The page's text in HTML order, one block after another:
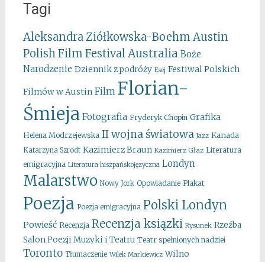
Tagi
Aleksandra Ziółkowska-Boehm Austin
Polish Film FestivalAustralia Boże
Narodzenie Dziennik z podróży Esej Festiwal Polskich
Filmów w Austin Film Florian-
Śmieja Fotografia Fryderyk Chopin Grafika
Helena Modrzejewska II wojna światowa Jazz Kanada
Katarzyna Szrodt Kazimierz Braun Kazimierz Głaz Literatura
emigracyjna Literatura hiszpańskojęzyczna Londyn
Malarstwo Nowy Jork Opowiadanie Plakat
Poezja Poezja emigracyjna Polski Londyn
Powieść Recenzja Recenzja ksiązki Rysunek Rzeźba
Salon Poezji Muzyki i Teatru Teatr spełnionych nadziei
Toronto Tłumaczenie Wilek Markiewicz Wilno